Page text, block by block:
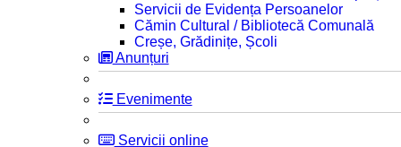
Servicii de Evidența Persoanelor
Cămin Cultural / Bibliotecă Comunală
Creșe, Grădinițe, Școli
Anunțuri
Evenimente
Servicii online